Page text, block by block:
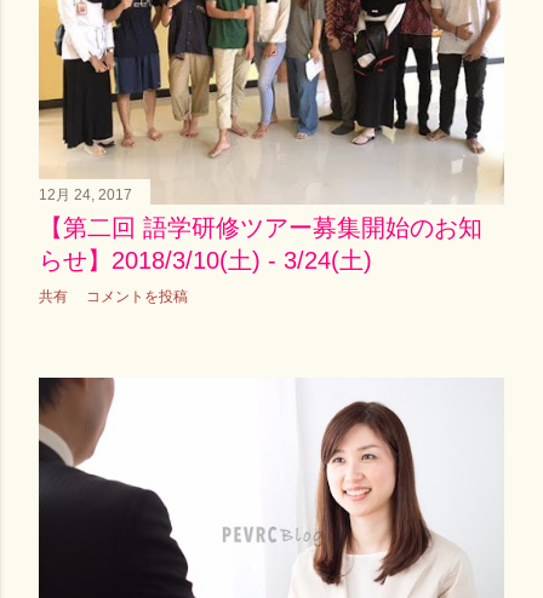
12月 24, 2017
【第二回 語学研修ツアー募集開始のお知
らせ】2018/3/10(土) - 3/24(土)
共有 コメントを投稿